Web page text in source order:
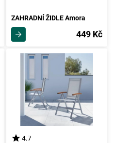
ZAHRADNÍ ŽIDLE Amora
449 Kč
4.7